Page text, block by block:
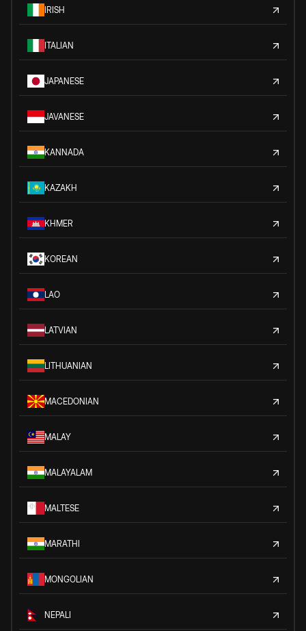
IRISH
ITALIAN
JAPANESE
JAVANESE
KANNADA
KAZAKH
KHMER
KOREAN
LAO
LATVIAN
LITHUANIAN
MACEDONIAN
MALAY
MALAYALAM
MALTESE
MARATHI
MONGOLIAN
NEPALI